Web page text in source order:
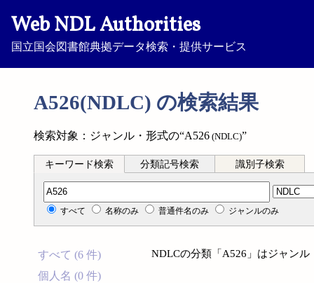
Web NDL Authorities
国立国会図書館典拠データ検索・提供サービス
A526(NDLC) の検索結果
検索対象：ジャンル・形式の“A526 (NDLC)”
キーワード検索 分類記号検索 識別子検索
分類記号検索
すべて 名称のみ 普通件名のみ ジャンルのみ
すべて (6 件)
個人名 (0 件)
NDLCの分類「A526」はジャン